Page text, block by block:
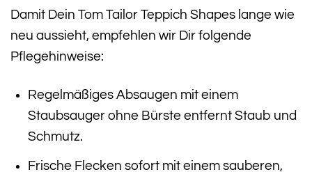
Damit Dein Tom Tailor Teppich Shapes lange wie
neu aussieht, empfehlen wir Dir folgende
Pflegehinweise:
Regelmäßiges Absaugen mit einem
Staubsauger ohne Bürste entfernt Staub und
Schmutz.
Frische Flecken sofort mit einem sauberen,